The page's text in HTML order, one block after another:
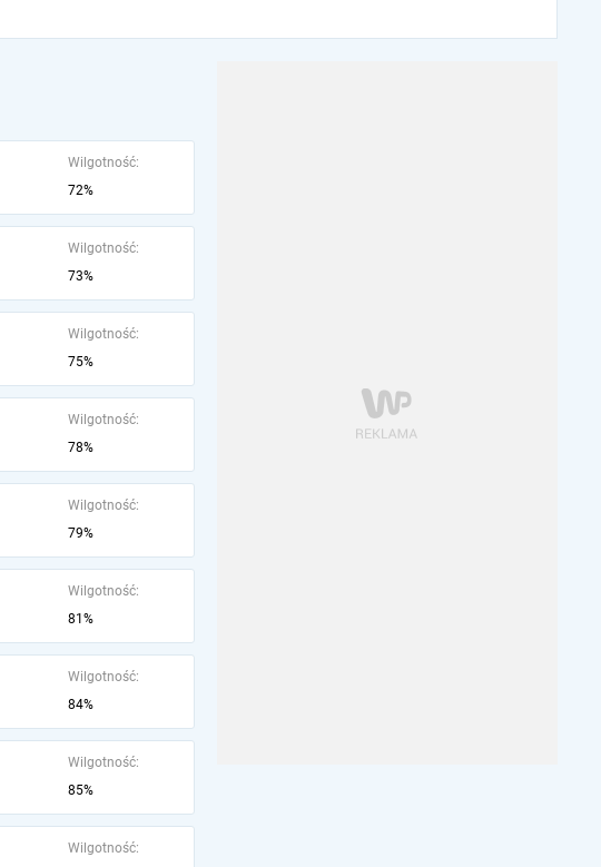
Wilgotność:
72%
Wilgotność:
73%
Wilgotność:
75%
Wilgotność:
78%
Wilgotność:
79%
Wilgotność:
81%
Wilgotność:
84%
Wilgotność:
85%
Wilgotność: